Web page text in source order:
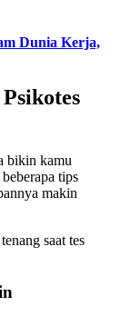
Dunia Kerja,
bikin kamu
tips
makin
saat tes